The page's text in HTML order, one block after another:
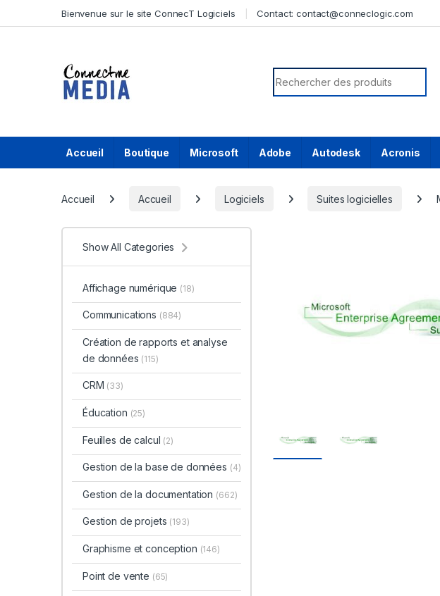
Bienvenue sur le site ConnecT Logiciels Contact:contact@conneclogic.com
Search for:
Accueil Boutique Microsoft Adobe Autodesk Acronis
Accueil Accueil Logiciels Suites logicielles
Show All Categories
Affichage numérique (18)
Communications (884)
Création de rapports et analyse
de données (115)
CRM (33)
Éducation (25)
Feuilles de calcul (2)
Gestion de la base de données (4)
Gestion de la documentation (662)
Gestion de projets (193)
Graphisme et conception (146)
Point de vente (65)